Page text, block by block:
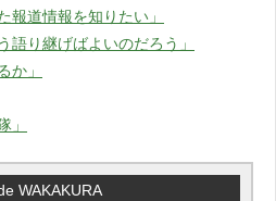
道情報を知りたい」
り継げばよいのだろう」
」
」
WAKAKURA